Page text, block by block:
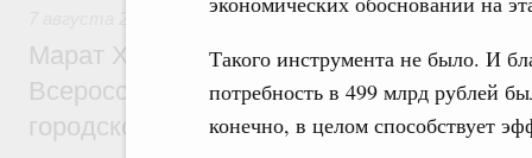
Такого инструмента не было. И
потребность в 499 млрд рублей
конечно, в целом способствует
Экономика городов. Городская среда
Марат Хуснуллин провёл заседание
Всероссийского конкурса лучших
городской среды